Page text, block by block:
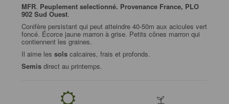
MFR. Peuplement selectionné. Provenance France, PLO
902 Sud Ouest.
Conifère persistant qui peut atteindre 40-50m aux acicules vert
foncé. Écorce jaune marron à grise. Petits cônes marron qui
contiennent les graines.
Il aime lessols calcaires, frais et profonds.
Semis direct au printemps.